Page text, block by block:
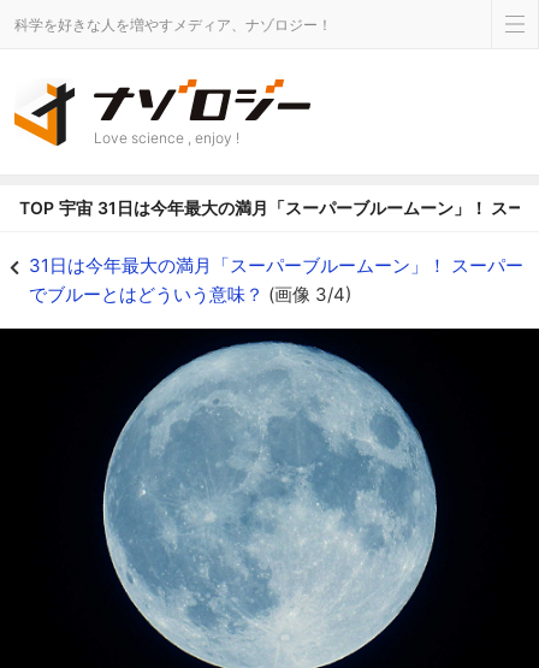
科学を好きな人を増やすメディア、ナゾロジー！
Love science , enjoy !
TOP 宇宙 31日は今年最大の満月「スーパーブルームーン」！ スー
31日は今年最大の満月「スーパーブルームーン」！ スーパー
でブルーとはどういう意味？ (画像 3/4)